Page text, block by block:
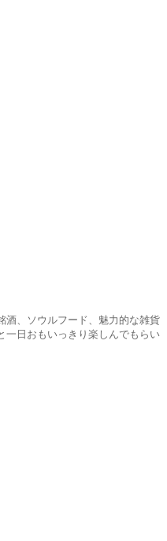
酒、ソウルフード、魅力的な雑貨
一日おもいっきり楽しんでもらい